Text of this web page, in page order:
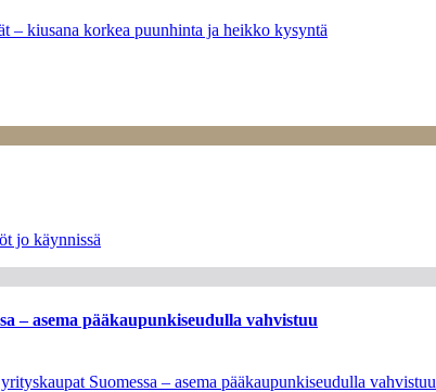
– kiusana korkea puunhinta ja heikko kysyntä
jo käynnissä
– asema pääkaupunkiseudulla vahvistuu
Suomessa – asema pääkaupunkiseudulla vahvistuu